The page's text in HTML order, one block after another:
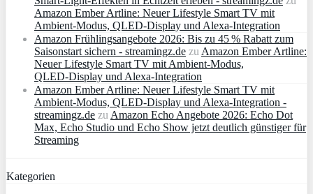
Amazon Ember Artline: Neuer Lifestyle Smart TV mit
Ambient‑Modus, QLED‑Display und Alexa‑Integration
Amazon Frühlingsangebote 2026: Bis zu 45 % Rabatt zum
Saisonstart sichern - streamingz.de zu Amazon Ember Artline:
Neuer Lifestyle Smart TV mit Ambient‑Modus,
QLED‑Display und Alexa‑Integration
Amazon Ember Artline: Neuer Lifestyle Smart TV mit
Ambient‑Modus, QLED‑Display und Alexa‑Integration -
streamingz.de zu Amazon Echo Angebote 2026: Echo Dot
Max, Echo Studio und Echo Show jetzt deutlich günstiger für
Streaming
Kategorien